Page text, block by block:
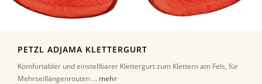
PETZL ADJAMA KLETTERGURT
Komfortabler und einstellbarer Klettergurt zum Klettern am Fels, für
Mehrseillängenrouten ... mehr